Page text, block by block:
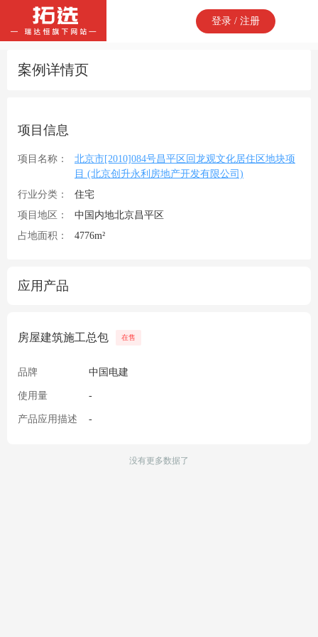
登录 / 注册
案例详情页
项目信息
项目名称：
北京市[2010]084号昌平区回龙观文化居住区地块项
目 (北京创升永利房地产开发有限公司)
行业分类：
住宅
项目地区：
中国内地北京昌平区
占地面积：
4776m²
应用产品
房屋建筑施工总包 在售
品牌 中国电建
使用量 -
产品应用描述 -
没有更多数据了